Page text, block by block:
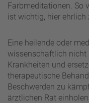
Farbmeditationen. So
ist wichtig, hier ehrlich
Eine heilende oder
wissenschaftlich nicht
Krankheiten und
therapeutische
Beschwerden zu
ärztlichen Rat